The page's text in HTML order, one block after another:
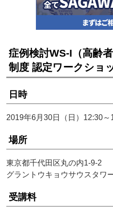
症例検討WS-I（高齢
制度 認定ワークショ
日時
2019年6月30日（日）12:30～
場所
東京都千代田区丸の内1-9-2
グラントウキョウサウスタワ
受講料